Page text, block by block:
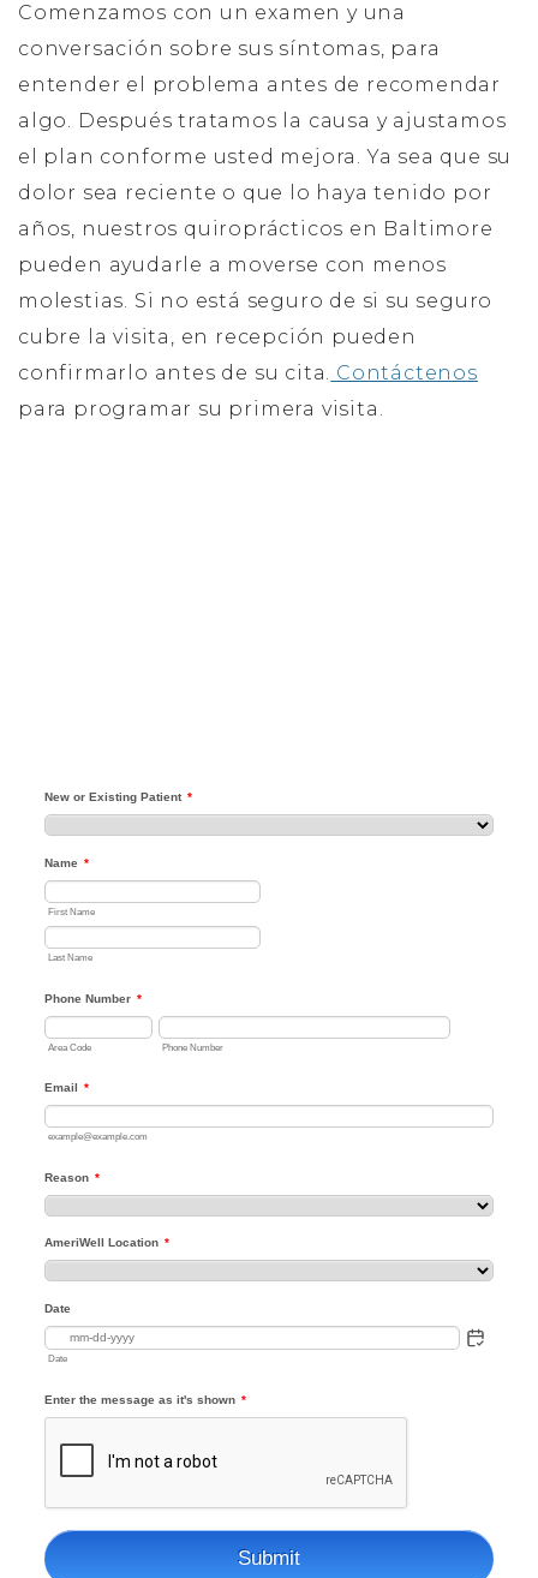
Comenzamos con un examen y una
conversación sobre sus síntomas, para
entender el problema antes de recomendar
algo. Después tratamos la causa y ajustamos
el plan conforme usted mejora. Ya sea que su
dolor sea reciente o que lo haya tenido por
años, nuestros quiroprácticos en Baltimore
pueden ayudarle a moverse con menos
molestias. Si no está seguro de si su seguro
cubre la visita, en recepción pueden
confirmarlo antes de su cita. Contáctenos
para programar su primera visita.